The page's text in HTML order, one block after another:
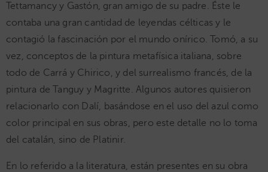
Tettamancy y Gastón, gran amigo de su padre. Éste le
contaba una gran cantidad de leyendas célticas y le
contagió la fascinación por el mundo onírico. Tomó, a su
vez, conceptos de la pintura metafísica italiana, sobre
todo de Carrá y Chirico, y del surrealismo francés, de la
pintura de Tanguy y Magritte. Algunos autores quisieron
relacionarlo con Dalí, basándose en el uso del azul como
color principal en sus obras, pero este detalle no lo toma
del catalán, sino de Platinir.
En lo referido a la literatura, están presentes en su obra